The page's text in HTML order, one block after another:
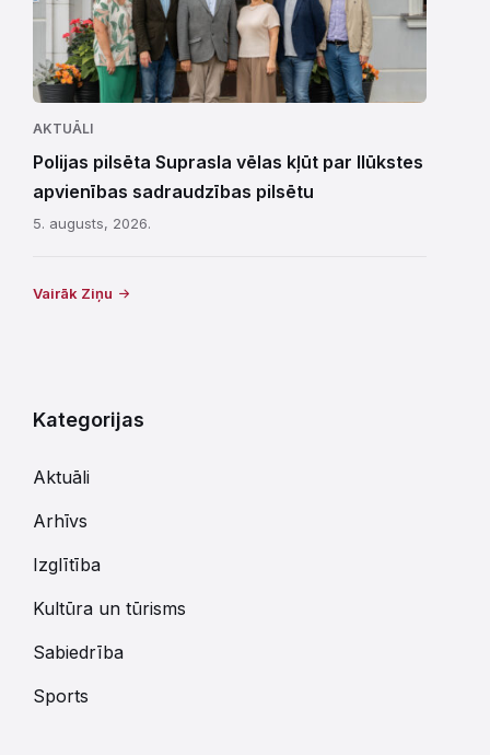
AKTUĀLI
Polijas pilsēta Suprasla vēlas kļūt par Ilūkstes
apvienības sadraudzības pilsētu
5. augusts, 2026.
Vairāk Ziņu
Kategorijas
Aktuāli
Arhīvs
Izglītība
Kultūra un tūrisms
Sabiedrība
Sports